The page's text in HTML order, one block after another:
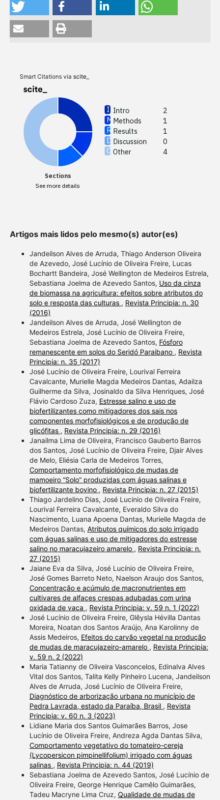
Smart Citations via scite_
Intro
2
Methods
1
Results
1
Discussion
0
Other
4
Sections
See more details
Intro
section
Artigos mais lidos pelo mesmo(s) autor(es)
Jandeilson Alves de Arruda, Thiago Anderson Oliveira
de Azevedo, José Lucínio de Oliveira Freire, Lucas
Bochartt Bandeira, José Wellington de Medeiros Estrela,
Sebastiana Joelma de Azevedo Santos, Uso da cinza
de biomassa na agricultura: efeitos sobre atributos do
solo e resposta das culturas , Revista Principia: n. 30
(2016)
Jandeilson Alves de Arruda, José Wellington de
Medeiros Estrela, José Lucínio de Oliveira Freire,
Sebastiana Joelma de Azevedo Santos, Fósforo
remanescente em solos do Seridó Paraibano , Revista
Principia: n. 35 (2017)
José Lucínio de Oliveira Freire, Lourival Ferreira
Cavalcante, Murielle Magda Medeiros Dantas, Adailza
Guilherme da Silva, Josinaldo da Silva Henriques, José
Flávio Cardoso Zuza, Estresse salino e uso de
biofertilizantes como mitigadores dos sais nos
componentes morfofisiológicos e de produção de
glicófitas , Revista Principia: n. 29 (2016)
Janailma Lima de Oliveira, Francisco Gauberto Barros
dos Santos, José Lucínio de Oliveira Freire, Djair Alves
de Melo, Eliésia Carla de Medeiros Torres,
Comportamento morfofisiológico de mudas de
mamoeiro “Solo” produzidas com águas salinas e
biofertilizante bovino , Revista Principia: n. 27 (2015)
Thiago Jardelino Dias, José Lucinio de Oliveira Freire,
Lourival Ferreira Cavalcante, Everaldo Silva do
Nascimento, Luana Apoena Dantas, Murielle Magda de
Medeiros Dantas, Atributos químicos do solo irrigado
com águas salinas e uso de mitigadores do estresse
salino no maracujazeiro amarelo , Revista Principia: n.
27 (2015)
Jaiane Eva da Silva, José Lucínio de Oliveira Freire,
José Gomes Barreto Neto, Naelson Araujo dos Santos,
Concentração e acúmulo de macronutrientes em
cultivares de alfaces crespas adubadas com urina
oxidada de vaca , Revista Principia: v. 59 n. 1 (2022)
José Lucínio de Oliveira Freire, Glêysla Hévilla Dantas
Moreira, Noatan dos Santos Araújo, Ana Karolinny de
Assis Medeiros, Efeitos do carvão vegetal na produção
de mudas de maracujazeiro-amarelo , Revista Principia:
v. 59 n. 2 (2022)
Maria Tatianny de Oliveira Vasconcelos, Edinalva Alves
Vital dos Santos, Talita Kelly Pinheiro Lucena, Jandeilson
Alves de Arruda, José Lucínio de Oliveira Freire,
Diagnóstico de arborização urbana no município de
Pedra Lavrada, estado da Paraíba, Brasil , Revista
Principia: v. 60 n. 3 (2023)
Lidiane Maria dos Santos Guimarães Barros, Jose
Lucínio de Oliveira Freire, Andreza Agda Dantas Silva,
Comportamento vegetativo do tomateiro-cereja
(Lycopersicon pimpinellifolium) irrigado com águas
salinas , Revista Principia: n. 44 (2019)
Sebastiana Joelma de Azevedo Santos, José Lucínio de
Oliveira Freire, George Henrique Camêlo Guimarães,
Tadeu Macryne Lima Cruz, Qualidade de mudas de